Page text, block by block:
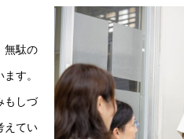
無駄の
す。
もしづ
えてい